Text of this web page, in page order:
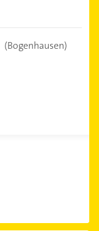
(Bogenhausen)